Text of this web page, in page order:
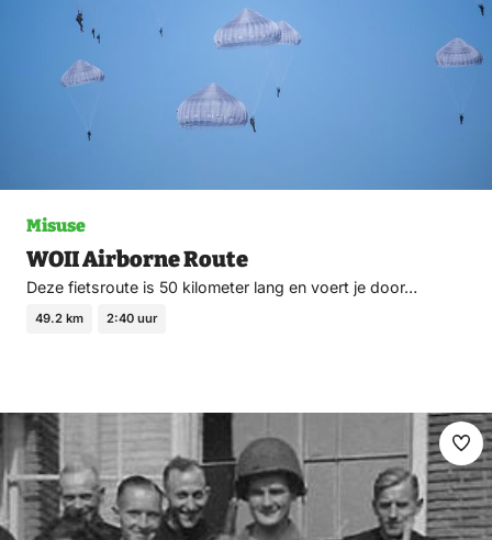
Misuse
WOII Airborne Route
Deze fietsroute is 50 kilometer lang en voert je door…
49.2 km 2:40 uur